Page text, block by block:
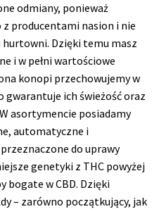
odmiany, ponieważ
producentami nasion i nie
Dzięki temu masz
i w pełni wartościowe
konopi przechowujemy w
gwarantuje ich świeżość oraz
asortymencie posiadamy
automatyczne i
do uprawy
genetyki z THC powyżej
bogate w CBD. Dzięki
– zarówno początkujący, jak